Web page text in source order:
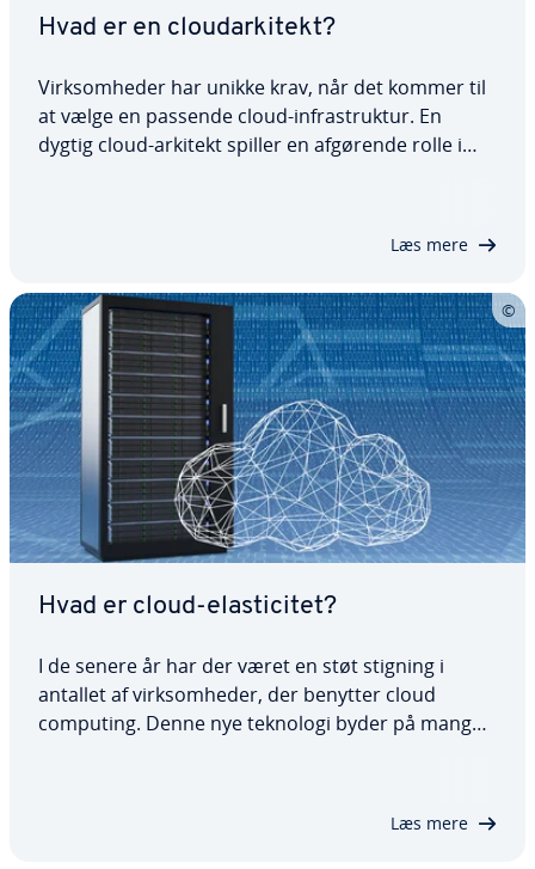
Hvad er en clou­dar­ki­tekt?
Virk­som­he­der har unikke krav, når det kommer til
at vælge en passende cloud-in­fra­struk­tur. En
dygtig cloud-arkitekt spiller en afgørende rolle i
Læs mere
Hvad er cloud-ela­sti­ci­tet?
I de senere år har der været en støt stigning i
antallet af virk­som­he­der, der benytter cloud
computing. Denne nye teknologi byder på mange
Læs mere